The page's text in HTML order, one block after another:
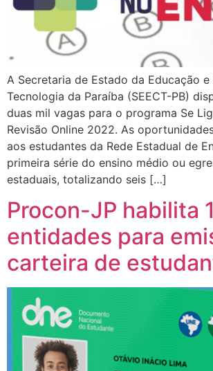
A Secretaria de Estado da Educação
Tecnologia da Paraíba (SEECT-PB)
duas mil vagas para o programa Se
Revisão Online 2022. As
aos estudantes da Rede Estadual de
primeira série do ensino médio ou
estaduais, totalizando seis […]
Procon-JP habilita
entidades para
carteira de